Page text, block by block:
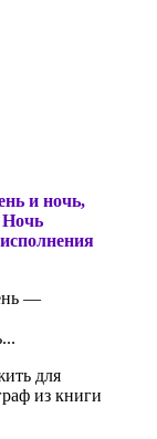
и ночь,
Ночь
—
для
из книги